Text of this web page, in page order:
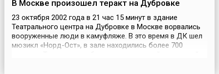
В Москве произошел теракт на Дубровке
23 октября 2002 года в 21 час 15 минут в здание
Театрального центра на Дубровке в Москве ворвались
вооруженные люди в камуфляже. В это время в ДК шел
мюзикл «Норд-Ост», в зале находились более 700